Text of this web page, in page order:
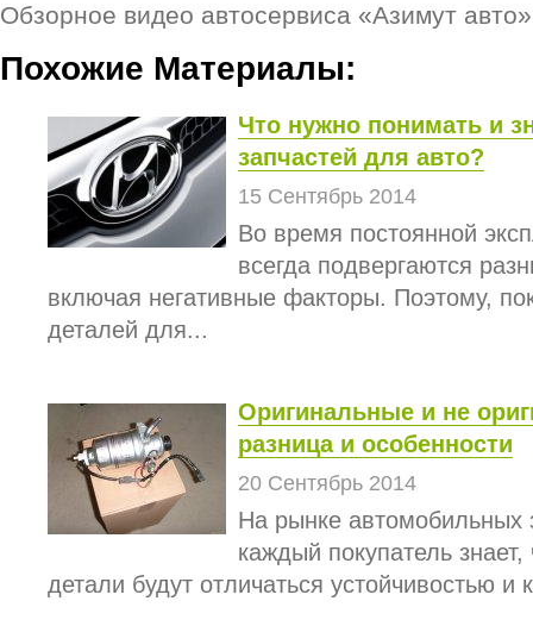
Обзорное видео автосервиса «Азимут авто»
Похожие Материалы:
Что нужно понимать и
запчастей для авто?
15 Сентябрь 2014
Во время постоянной
всегда подвергаются
включая негативные факторы. Поэтому,
деталей для...
Оригинальные и не
разница и особенности
20 Сентябрь 2014
На рынке автомобильных
каждый покупатель
детали будут отличаться устойчивостью и